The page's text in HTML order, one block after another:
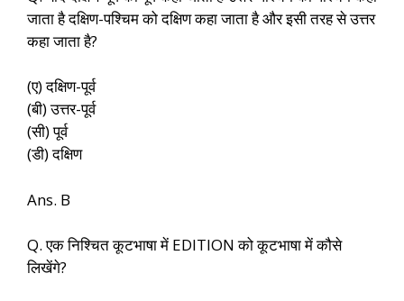
जाता है दक्षिण-पश्चिम को दक्षिण कहा जाता है और इसी तरह से उत्तर
कहा जाता है?
(ए) दक्षिण-पूर्व
(बी) उत्तर-पूर्व
(सी) पूर्व
(डी) दक्षिण
Ans. B
Q. एक निश्चित कूटभाषा में EDITION को कूटभाषा में कौसे
लिखेंगे?